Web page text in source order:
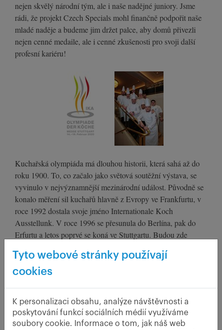
nejen skvělý národní tým, ale i naše nadějné juniory. Jsme
rádi, že projekt Czech Specials mohl finančně podpořit naše
mladé naděje a budeme jim držet palce, aby domů přivezli
nejen cenné medaile, ale i cenné zkušenosti pro svoji další
profesní kariéru!
Kuchařská olympiáda má dlouhou historii, která sahá až do
roku 1900. To, co začalo jako světová soutěžní výstava, se
vyvinulo v nejvýznamnější mezinárodní událost. Původně se
konalo měření sil kuchařů hlavně z Evropy ve Frankfurtu, v
roce 1992 dostala svoje jméno Internationale Koch
Ausstellunk. V roce 1996 se přesunula do Berlína, pak do
Erfurtu a letos poprvé se koná ve Stuttgartu. Budou zde
budou sledovány soutěže národních a juniorských týmů. Co
bude jejich úkolem?
Tyto webové stránky používají
cookies
K personalizaci obsahu, analýze návštěvnosti a
poskytování funkcí sociálních médií využíváme
soubory cookie. Informace o tom, jak náš web